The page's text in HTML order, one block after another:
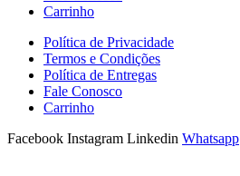
Carrinho
Política de Privacidade
Termos e Condições
Política de Entregas
Fale Conosco
Carrinho
Facebook Instagram Linkedin Whatsapp